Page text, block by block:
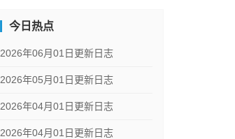
今日热点
2026年06月01日更新日志
2026年05月01日更新日志
2026年04月01日更新日志
2026年04月01日更新日志